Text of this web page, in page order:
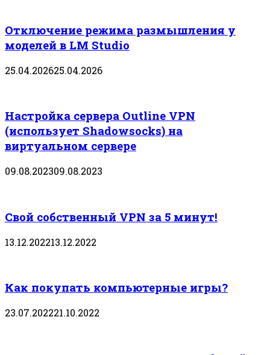
Отключение режима размышления у
моделей в LM Studio
25.04.202625.04.2026
Настройка сервера Outline VPN
(использует Shadowsocks) на
виртуальном сервере
09.08.202309.08.2023
Свой собственный VPN за 5 минут!
13.12.202213.12.2022
Как покупать компьютерные игры?
23.07.202221.10.2022